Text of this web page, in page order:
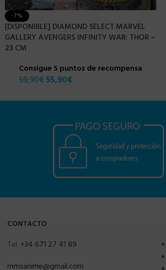
-7%
[DISPONIBLE] DIAMOND SELECT MARVEL
GALLERY AVENGERS INFINITY WAR: THOR –
23 CM
Consigue 5 puntos de recompensa
59,90€55,90€
CONTACTO
Tel: +34 671 27 41 89
mmsanime@gmail.com